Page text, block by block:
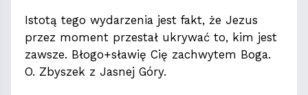
Istotą tego wydarzenia jest fakt, że Jezus
przez moment przestał ukrywać to, kim jest
zawsze. Błogo+sławię Cię zachwytem Boga.
O. Zbyszek z Jasnej Góry.